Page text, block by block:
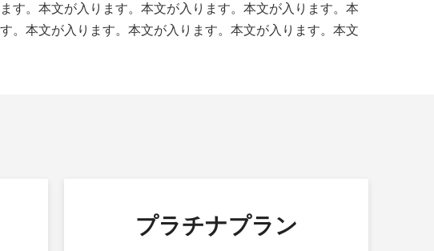
す。本文が入ります。本文が入ります。本文が入ります。本
。本文が入ります。本文が入ります。本文が入ります。本文
プラチナプラン